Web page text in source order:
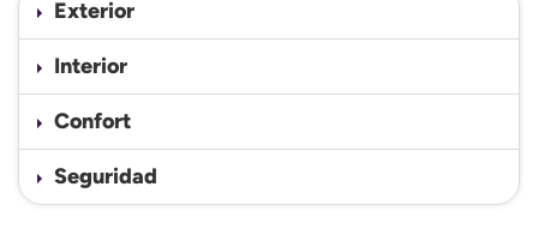
Exterior
Interior
Confort
Seguridad